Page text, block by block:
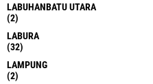
LABUHANBATU UTARA
(2)
LABURA
(32)
LAMPUNG
(2)